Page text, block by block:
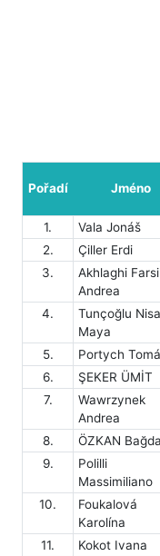
Pořadí Jméno
1. Vala Jonáš
2.
Çiller Erdi
3.
Akhlaghi Farsi
Andrea
4.
Tunçoğlu
Maya
5. Portych
6.
ŞEKER ÜMİT
7.
Wawrzynek
Andrea
8. ÖZKAN
9.
Polilli
Massimiliano
10.
Foukalová
Karolína
11. Kokot Ivana